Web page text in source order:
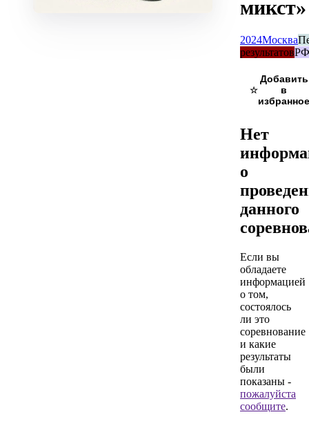
микст»
2024Москва
результатов
☆
Нет
о
данного
Если вы
обладаете
информацией
о том,
состоялось
ли это
соревнование
и какие
результаты
были
показаны -
пожалуйста
сообщите.